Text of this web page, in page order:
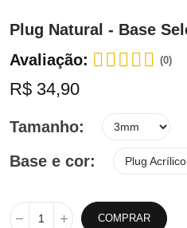
Plug Natural - Base
Avaliação:
(0)
R$ 34,90
Tamanho
Base e cor
COMPRAR